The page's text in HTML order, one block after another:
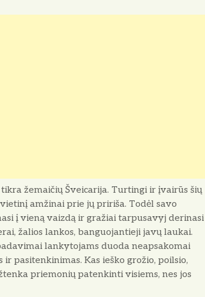
žemaičių Šveicarija. Turtingi ir įvairūs šių
amžinai prie jų pririša. Todėl savo
į vieną vaizdą ir gražiai tarpusavyj derinasi
žalios lankos, banguojantieji javų laukai.
lankytojams duoda neapsakomai
pasitenkinimas. Kas ieško grožio, poilsio,
priemonių patenkinti visiems, nes jos